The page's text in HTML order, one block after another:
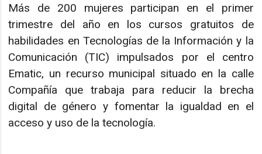
Más de 200 mujeres participan en el primer
trimestre del año en los cursos gratuitos de
habilidades en Tecnologías de la Información y la
Comunicación (TIC) impulsados por el centro
Ematic, un recurso municipal situado en la calle
Compañía que trabaja para reducir la brecha
digital de género y fomentar la igualdad en el
acceso y uso de la tecnología.